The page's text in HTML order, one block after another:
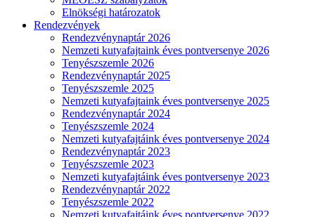
Elnökségi határozatok
Rendezvények
Rendezvénynaptár 2026
Nemzeti kutyafajtaink éves pontversenye 2026
Tenyészszemle 2026
Rendezvénynaptár 2025
Tenyészszemle 2025
Nemzeti kutyafajtaink éves pontversenye 2025
Rendezvénynaptár 2024
Tenyészszemle 2024
Nemzeti kutyafajtáink éves pontversenye 2024
Rendezvénynaptár 2023
Tenyészszemle 2023
Nemzeti kutyafajtáink éves pontversenye 2023
Rendezvénynaptár 2022
Tenyészszemle 2022
Nemzeti kutyafajtáink éves pontversenye 2022